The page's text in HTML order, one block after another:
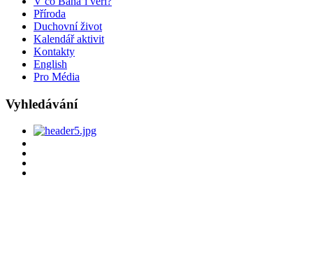
Příroda
Duchovní život
Kalendář aktivit
Kontakty
English
Pro Média
Vyhledávání